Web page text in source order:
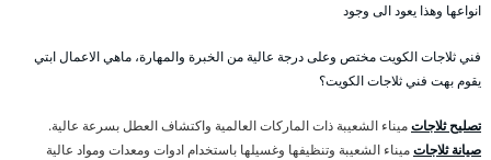
انواعها وهذا يعود الى وجود
فني ثلاجات الكويت مختص وعلى درجة عالية من الخبرة والمهارة، ماهي الاعمال ابتي
يقوم بهت فني ثلاجات الكويت؟
تصليح ثلاجاتميناء الشعيبة ذات الماركات العالمية واكتشاف العطل بسرعة عالية.
صيانة ثلاجاتميناء الشعيبة وتنظيفها وغسيلها باستخدام ادوات ومعدات ومواد عالية